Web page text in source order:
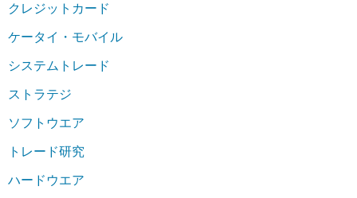
クレジットカード
ケータイ・モバイル
システムトレード
ストラテジ
ソフトウエア
トレード研究
ハードウエア